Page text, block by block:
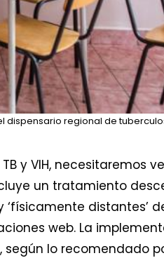
dispensario regional de
y VIH, necesitaremos
un tratamiento
distantes’
web. La
lo recomendado